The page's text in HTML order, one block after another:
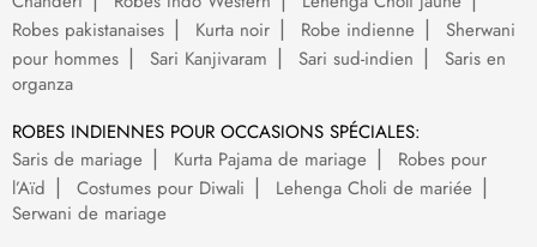
Robes pakistanaises
Kurta noir Robe indienne
Sherwani
pour hommes
Sari Kanjivaram Sari sud-indien
Saris en
organza
ROBES INDIENNES POUR OCCASIONS SPÉCIALES:
Saris de mariage
Kurta Pajama de mariage
Robes pour
l’Aïd
Costumes pour Diwali
Lehenga Choli de mariée
Serwani de mariage